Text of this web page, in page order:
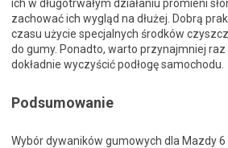
ich w długotrwałym działaniu promieni
zachować ich wygląd na dłużej. Dobrą
czasu użycie specjalnych środków
do gumy. Ponadto, warto przynajmniej
dokładnie wyczyścić podłogę samochodu.
Podsumowanie
Wybór dywaników gumowych dla Mazdy 6